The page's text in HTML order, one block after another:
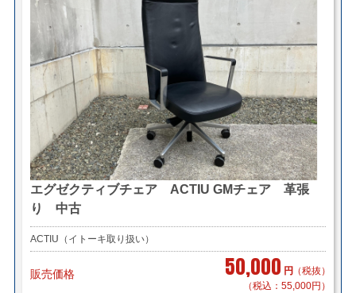
エグゼクティブチェア ACTIU GMチェア 革張
り 中古
ACTIU（イトーキ取り扱い）
販売価格 50,000 円 （税抜）
（税込：55,000円）